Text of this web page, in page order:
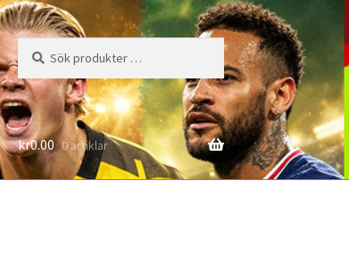
Sök
efter:
Sök
kr0.00 0 artiklar